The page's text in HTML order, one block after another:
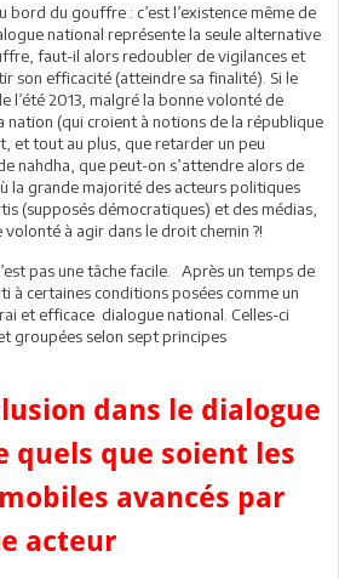
bord du gouffre : c’est l’existence même de
national représente la seule alternative
faut-il alors redoubler de vigilances et
son efficacité (atteindre sa finalité). Si le
l’été 2013, malgré la bonne volonté de
nation (qui croient à notions de la république
et tout au plus, que retarder un peu
nahdha, que peut-on s’attendre alors de
la grande majorité des acteurs politiques
(supposés démocratiques) et des médias,
à agir dans le droit chemin ?!
pas une tâche facile. Après un temps de
à certaines conditions posées comme un
et efficace dialogue national. Celles-ci
groupées selon sept principes
dans le dialogue
quels que soient les
avancés par
acteur